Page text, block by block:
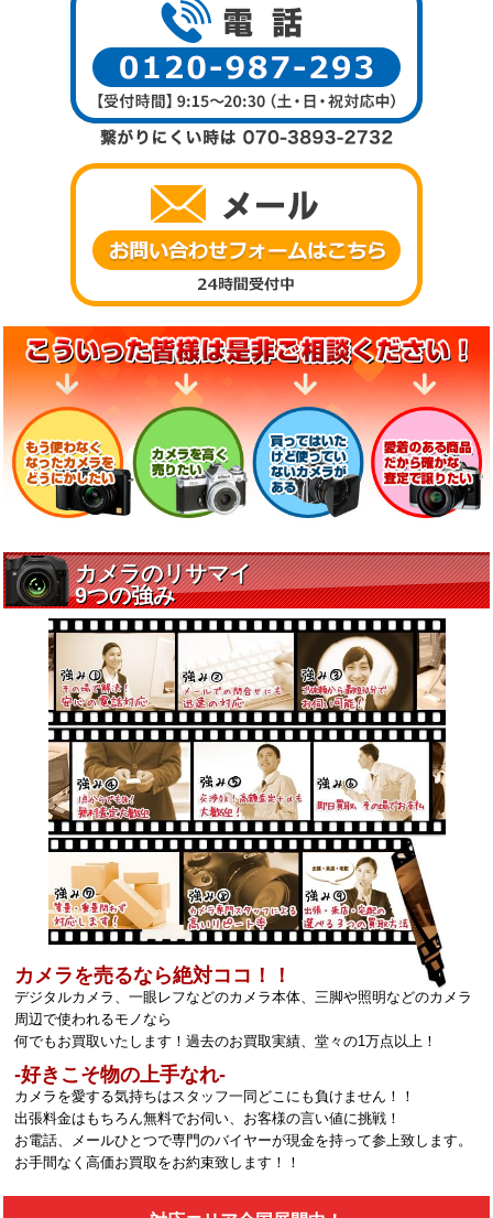
カメラを売るなら絶対ココ！！
デジタルカメラ、一眼レフなどのカメラ本体、三脚や照明などのカメラ
周辺で使われるモノなら
何でもお買取いたします！過去のお買取実績、堂々の1万点以上！
‐好きこそ物の上手なれ‐
カメラを愛する気持ちはスタッフ一同どこにも負けません！！
出張料金はもちろん無料でお伺い、お客様の言い値に挑戦！
お電話、メールひとつで専門のバイヤーが現金を持って参上致します。
お手間なく高価お買取をお約束致します！！